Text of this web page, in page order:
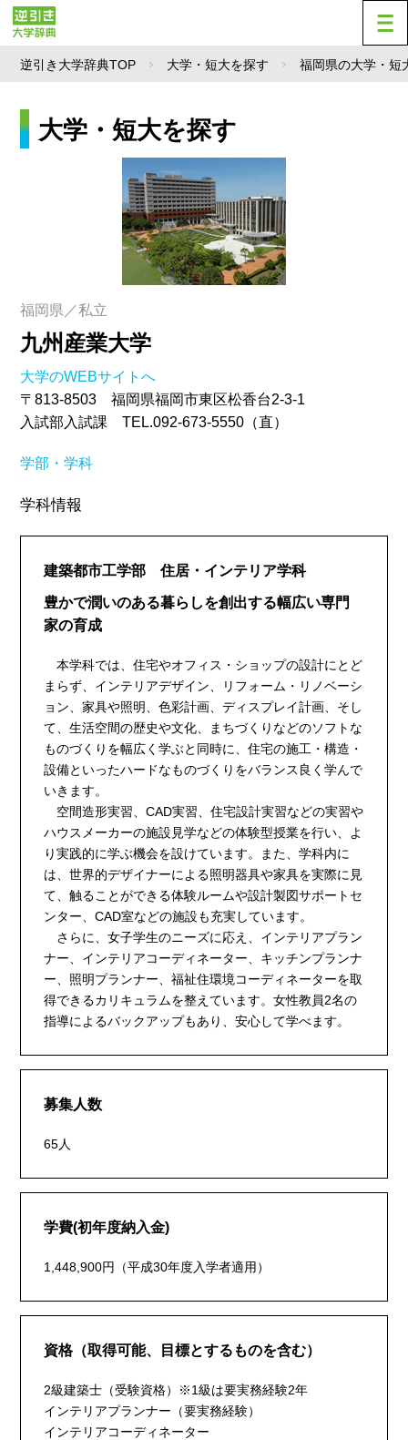
逆引き大学辞典TOP 大学・短大を探す 福岡県の大学・短
大学・短大を探す
福岡県／私立
九州産業大学
大学のWEBサイトへ
〒813-8503 福岡県福岡市東区松香台2-3-1
入試部入試課 TEL.092-673-5550（直）
学部・学科
学科情報
建築都市工学部 住居・インテリア学科
豊かで潤いのある暮らしを創出する幅広い専門
家の育成
本学科では、住宅やオフィス・ショップの設計にとど
まらず、インテリアデザイン、リフォーム・リノベーシ
ョン、家具や照明、色彩計画、ディスプレイ計画、そし
て、生活空間の歴史や文化、まちづくりなどのソフトな
ものづくりを幅広く学ぶと同時に、住宅の施工・構造・
設備といったハードなものづくりをバランス良く学んで
いきます。
空間造形実習、CAD実習、住宅設計実習などの実習や
ハウスメーカーの施設見学などの体験型授業を行い、よ
り実践的に学ぶ機会を設けています。また、学科内に
は、世界的デザイナーによる照明器具や家具を実際に見
て、触ることができる体験ルームや設計製図サポートセ
ンター、CAD室などの施設も充実しています。
さらに、女子学生のニーズに応え、インテリアプラン
ナー、インテリアコーディネーター、キッチンプランナ
ー、照明プランナー、福祉住環境コーディネーターを取
得できるカリキュラムを整えています。女性教員2名の
指導によるバックアップもあり、安心して学べます。
募集人数
65人
学費(初年度納入金)
1,448,900円（平成30年度入学者適用）
資格（取得可能、目標とするものを含む）
2級建築士（受験資格）※1級は要実務経験2年
インテリアプランナー（要実務経験）
インテリアコーディネーター